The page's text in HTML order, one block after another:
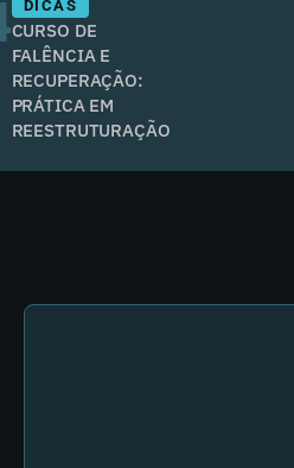
DICAS
CURSO DE
FALÊNCIA E
RECUPERAÇÃO:
PRÁTICA EM
REESTRUTURAÇÃO